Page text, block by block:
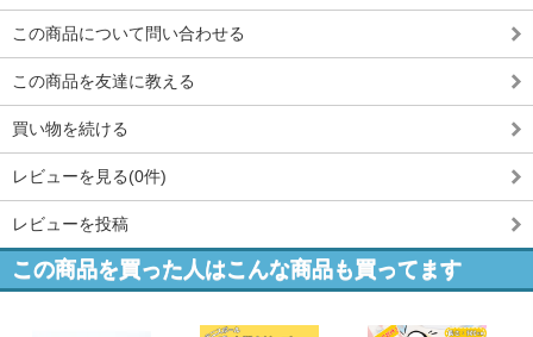
この商品について問い合わせる
この商品を友達に教える
買い物を続ける
レビューを見る(0件)
レビューを投稿
この商品を買った人はこんな商品も買ってます